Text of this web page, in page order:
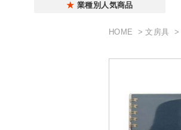
業種別人気商品
HOME 文房具